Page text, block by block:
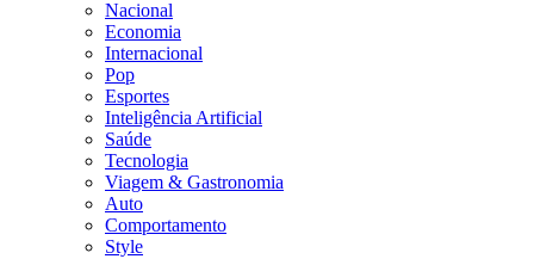
Nacional
Economia
Internacional
Pop
Esportes
Inteligência Artificial
Saúde
Tecnologia
Viagem & Gastronomia
Auto
Comportamento
Style